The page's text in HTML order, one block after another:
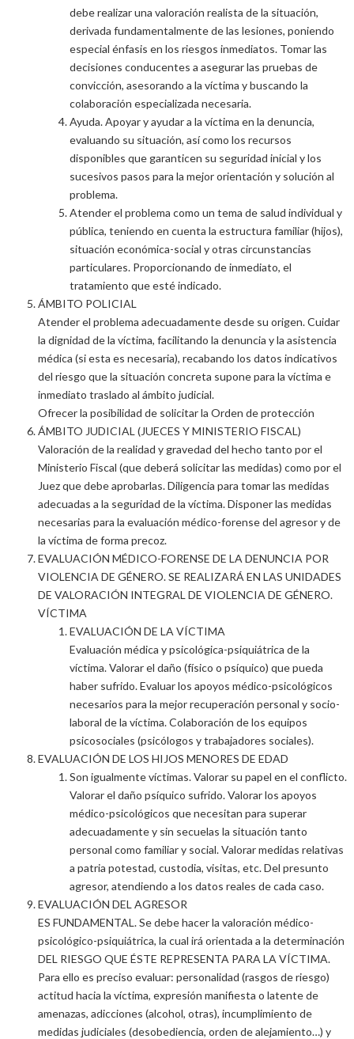
debe realizar una valoración realista de la situación,
derivada fundamentalmente de las lesiones, poniendo
especial énfasis en los riesgos inmediatos. Tomar las
decisiones conducentes a asegurar las pruebas de
convicción, asesorando a la víctima y buscando la
colaboración especializada necesaria.
Ayuda. Apoyar y ayudar a la víctima en la denuncia,
evaluando su situación, así como los recursos
disponibles que garanticen su seguridad inicial y los
sucesivos pasos para la mejor orientación y solución al
problema.
Atender el problema como un tema de salud individual y
pública, teniendo en cuenta la estructura familiar (hijos),
situación económica-social y otras circunstancias
particulares. Proporcionando de inmediato, el
tratamiento que esté indicado.
ÁMBITO POLICIAL
Atender el problema adecuadamente desde su origen. Cuidar
la dignidad de la víctima, facilitando la denuncia y la asistencia
médica (si esta es necesaria), recabando los datos indicativos
del riesgo que la situación concreta supone para la víctima e
inmediato traslado al ámbito judicial.
Ofrecer la posibilidad de solicitar la Orden de protección
ÁMBITO JUDICIAL (JUECES Y MINISTERIO FISCAL)
Valoración de la realidad y gravedad del hecho tanto por el
Ministerio Fiscal (que deberá solicitar las medidas) como por el
Juez que debe aprobarlas. Diligencia para tomar las medidas
adecuadas a la seguridad de la víctima. Disponer las medidas
necesarias para la evaluación médico-forense del agresor y de
la víctima de forma precoz.
EVALUACIÓN MÉDICO-FORENSE DE LA DENUNCIA POR
VIOLENCIA DE GÉNERO. SE REALIZARÁ EN LAS UNIDADES
DE VALORACIÓN INTEGRAL DE VIOLENCIA DE GÉNERO.
VÍCTIMA
EVALUACIÓN DE LA VÍCTIMA
Evaluación médica y psicológica-psiquiátrica de la
víctima. Valorar el daño (físico o psíquico) que pueda
haber sufrido. Evaluar los apoyos médico-psicológicos
necesarios para la mejor recuperación personal y socio-
laboral de la víctima. Colaboración de los equipos
psicosociales (psicólogos y trabajadores sociales).
EVALUACIÓN DE LOS HIJOS MENORES DE EDAD
Son igualmente víctimas. Valorar su papel en el conflicto.
Valorar el daño psíquico sufrido. Valorar los apoyos
médico-psicológicos que necesitan para superar
adecuadamente y sin secuelas la situación tanto
personal como familiar y social. Valorar medidas relativas
a patria potestad, custodia, visitas, etc. Del presunto
agresor, atendiendo a los datos reales de cada caso.
EVALUACIÓN DEL AGRESOR
ES FUNDAMENTAL. Se debe hacer la valoración médico-
psicológico-psiquiátrica, la cual irá orientada a la determinación
DEL RIESGO QUE ÉSTE REPRESENTA PARA LA VÍCTIMA.
Para ello es preciso evaluar: personalidad (rasgos de riesgo)
actitud hacia la víctima, expresión manifiesta o latente de
amenazas, adicciones (alcohol, otras), incumplimiento de
medidas judiciales (desobediencia, orden de alejamiento…) y